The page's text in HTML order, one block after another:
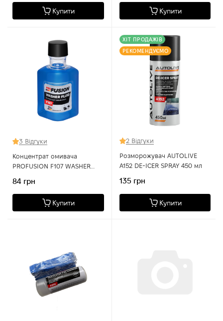
Купити Купити
3 Відгуки
Концентрат омивача
PROFUSION F107 WASHER
84 грн
Купити
ХІТ ПРОДАЖІВ
РЕКОМЕНДУЄМО
2 Відгуки
Розморожувач AUTOLIVE
A152 DE-ICER SPRAY 450 мл
135 грн
Купити